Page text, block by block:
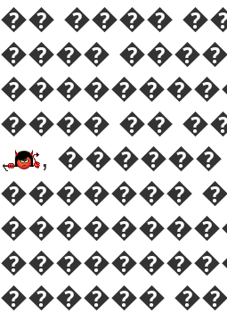
�� ����
����
���� ��
,
�������
������